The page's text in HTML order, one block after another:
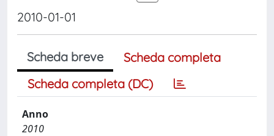
2010-01-01
Scheda breve
Scheda completa
Scheda completa (DC)
Anno
2010